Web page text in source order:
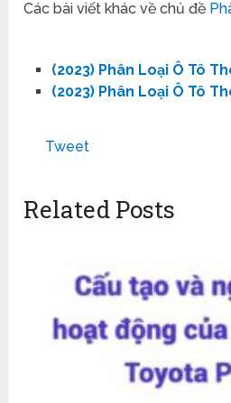
Các bài viết khác về chủ đề
(2023) Phân Loại Ô Tô
(2023) Phân Loại Ô Tô
Tweet
Related Posts